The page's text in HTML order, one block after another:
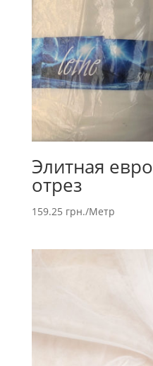
Элитная
отрез
159.25 грн./Метр